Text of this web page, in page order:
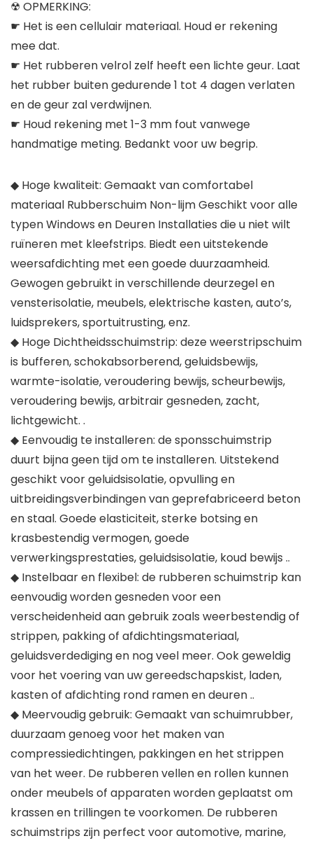
☢ OPMERKING:
☛ Het is een cellulair materiaal. Houd er rekening
mee dat.
☛ Het rubberen velrol zelf heeft een lichte geur. Laat
het rubber buiten gedurende 1 tot 4 dagen verlaten
en de geur zal verdwijnen.
☛ Houd rekening met 1-3 mm fout vanwege
handmatige meting. Bedankt voor uw begrip.
◆ Hoge kwaliteit: Gemaakt van comfortabel
materiaal Rubberschuim Non-lijm Geschikt voor alle
typen Windows en Deuren Installaties die u niet wilt
ruïneren met kleefstrips. Biedt een uitstekende
weersafdichting met een goede duurzaamheid.
Gewogen gebruikt in verschillende deurzegel en
vensterisolatie, meubels, elektrische kasten, auto’s,
luidsprekers, sportuitrusting, enz.
◆ Hoge Dichtheidsschuimstrip: deze weerstripschuim
is bufferen, schokabsorberend, geluidsbewijs,
warmte-isolatie, veroudering bewijs, scheurbewijs,
veroudering bewijs, arbitrair gesneden, zacht,
lichtgewicht. .
◆ Eenvoudig te installeren: de sponsschuimstrip
duurt bijna geen tijd om te installeren. Uitstekend
geschikt voor geluidsisolatie, opvulling en
uitbreidingsverbindingen van geprefabriceerd beton
en staal. Goede elasticiteit, sterke botsing en
krasbestendig vermogen, goede
verwerkingsprestaties, geluidsisolatie, koud bewijs ..
◆ Instelbaar en flexibel: de rubberen schuimstrip kan
eenvoudig worden gesneden voor een
verscheidenheid aan gebruik zoals weerbestendig of
strippen, pakking of afdichtingsmateriaal,
geluidsverdediging en nog veel meer. Ook geweldig
voor het voering van uw gereedschapskist, laden,
kasten of afdichting rond ramen en deuren ..
◆ Meervoudig gebruik: Gemaakt van schuimrubber,
duurzaam genoeg voor het maken van
compressiedichtingen, pakkingen en het strippen
van het weer. De rubberen vellen en rollen kunnen
onder meubels of apparaten worden geplaatst om
krassen en trillingen te voorkomen. De rubberen
schuimstrips zijn perfect voor automotive, marine,